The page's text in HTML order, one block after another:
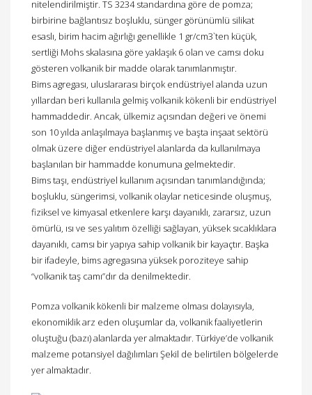
nitelendirilmiştir. TS 3234 standardına göre de pomza;
birbirine bağlantısız boşluklu, sünger görünümlü silikat
esaslı, birim hacim ağırlığı genellikle 1 gr/cm3`ten küçük,
sertliği Mohs skalasına göre yaklaşık 6 olan ve camsı doku
gösteren volkanik bir madde olarak tanımlanmıştır.
Bims agregası, uluslararası birçok endüstriyel alanda uzun
yıllardan beri kullanıla gelmiş volkanik kökenli bir endüstriyel
hammaddedir. Ancak, ülkemiz açısından değeri ve önemi
son 10 yılda anlaşılmaya başlanmış ve başta inşaat sektörü
olmak üzere diğer endüstriyel alanlarda da kullanılmaya
başlanılan bir hammadde konumuna gelmektedir.
Bims taşı, endüstriyel kullanım açısından tanımlandığında;
boşluklu, süngerimsi, volkanik olaylar neticesinde oluşmuş,
fiziksel ve kimyasal etkenlere karşı dayanıklı, zararsız, uzun
ömürlü, ısı ve ses yalıtım özelliği sağlayan, yüksek sıcaklıklara
dayanıklı, camsı bir yapıya sahip volkanik bir kayaçtır. Başka
bir ifadeyle, bims agregasına yüksek poroziteye sahip
“volkanik taş camı”dır da denilmektedir.
Pomza volkanik kökenli bir malzeme olması dolayısıyla,
ekonomiklik arz eden oluşumlar da, volkanik faaliyetlerin
oluştuğu (bazı) alanlarda yer almaktadır. Türkiye’de volkanik
malzeme potansiyel dağılımları Şekil de belirtilen bölgelerde
yer almaktadır.